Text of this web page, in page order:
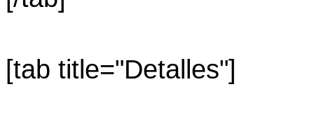
[tab title="Detalles"]